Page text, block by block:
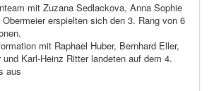
mit Zuzana Sedlackova, Anna Sophie
erspielten sich den 3. Rang von 6
mit Raphael Huber, Bernhard Eller,
Karl-Heinz Ritter landeten auf dem 4.
aus